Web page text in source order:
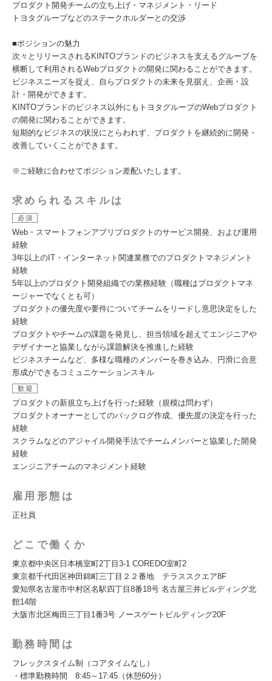
プロダクト開発チームの立ち上げ・マネジメント・リード
トヨタグループなどのステークホルダーとの交渉
■ポジションの魅力
次々とリリースされるKINTOブランドのビジネスを支えるグループを
横断して利用されるWebプロダクトの開発に関わることができます。
ビジネスニーズを捉え、自らプロダクトの未来を見据え、企画・設
計・開発ができます。
KINTOブランドのビジネス以外にもトヨタグループのWebプロダクト
の開発に関わることができます。
短期的なビジネスの状況にとらわれず、プロダクトを継続的に開発・
改善していくことができます。
※ご経験に合わせてポジション差配いたします。
求められるスキルは
必須
Web・スマートフォンアプリプロダクトのサービス開発、および運用
経験
3年以上のIT・インターネット関連業務でのプロダクトマネジメント
経験
5年以上のプロダクト開発組織での業務経験（職種はプロダクトマネ
ージャーでなくとも可）
プロダクトの優先度や要件についてチームをリードし意思決定をした
経験
プロダクトやチームの課題を発見し、担当領域を超えてエンジニアや
デザイナーと協業しながら課題解決を推進した経験
ビジネスチームなど、多様な職種のメンバーを巻き込み、円滑に合意
形成ができるコミュニケーションスキル
歓迎
プロダクトの新規立ち上げを行った経験（規模は問わず）
プロダクトオーナーとしてのバックログ作成、優先度の決定を行った
経験
スクラムなどのアジャイル開発手法でチームメンバーと協業した開発
経験
エンジニアチームのマネジメント経験
雇用形態は
正社員
どこで働くか
東京都中央区日本橋室町2丁目3-1 COREDO室町2
東京都千代田区神田錦町三丁目２２番地 テラススクエア8F
愛知県名古屋市中村区名駅四丁目8番18号 名古屋三井ビルディング北
館14階
大阪市北区梅田三丁目1番3号 ノースゲートビルディング20F
勤務時間は
フレックスタイム制（コアタイムなし）
・標準勤務時間 8:45～17:45（休憩60分）